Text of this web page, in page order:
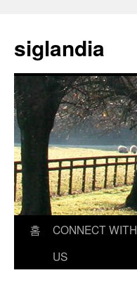
츠
로
뛰
기
siglandia
홈
CONNECT WITH
US